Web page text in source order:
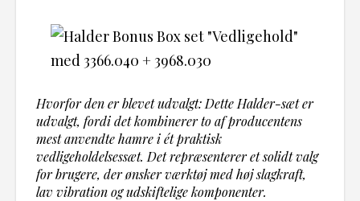
Hvorfor den er blevet udvalgt: Dette Halder-sæt er
udvalgt, fordi det kombinerer to af producentens
mest anvendte hamre i ét praktisk
vedligeholdelsessæt. Det repræsenterer et solidt valg
for brugere, der ønsker værktøj med høj slagkraft,
lav vibration og udskiftelige komponenter.